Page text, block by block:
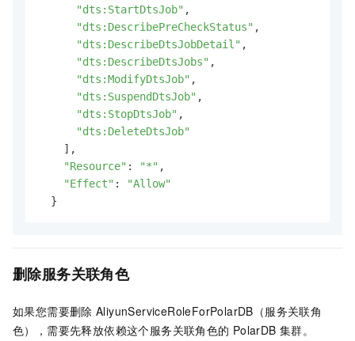
"dts:StartDtsJob" ,
"dts:DescribePreCheckStatus" ,
"dts:DescribeDtsJobDetail" ,
"dts:DescribeDtsJobs" ,
"dts:ModifyDtsJob" ,
"dts:SuspendDtsJob" ,
"dts:StopDtsJob" ,
"dts:DeleteDtsJob"
    ],
"Resource" : "*" ,
"Effect" :
"Allow"
  }
删除服务关联角色
如果您需要删除 AliyunServiceRoleForPolarDB（服务关联角
色），需要先释放依赖这个服务关联角色的 PolarDB 集群。